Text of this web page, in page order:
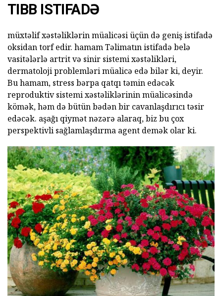
TIBB ISTIFADƏ
müxtəlif xəstəliklərin müalicəsi üçün də geniş istifadə
oksidan torf edir. hamam Təlimatın istifadə belə
vasitələrlə artrit və sinir sistemi xəstəlikləri,
dermatoloji problemləri müalicə edə bilər ki, deyir.
Bu hamam, stress bərpa qatqı təmin edəcək
reproduktiv sistemi xəstəliklərinin müalicəsində
kömək, həm də bütün bədən bir cavanlaşdırıcı təsir
edəcək. aşağı qiymət nəzərə alaraq, biz bu çox
perspektivli sağlamlaşdırma agent demək olar ki.